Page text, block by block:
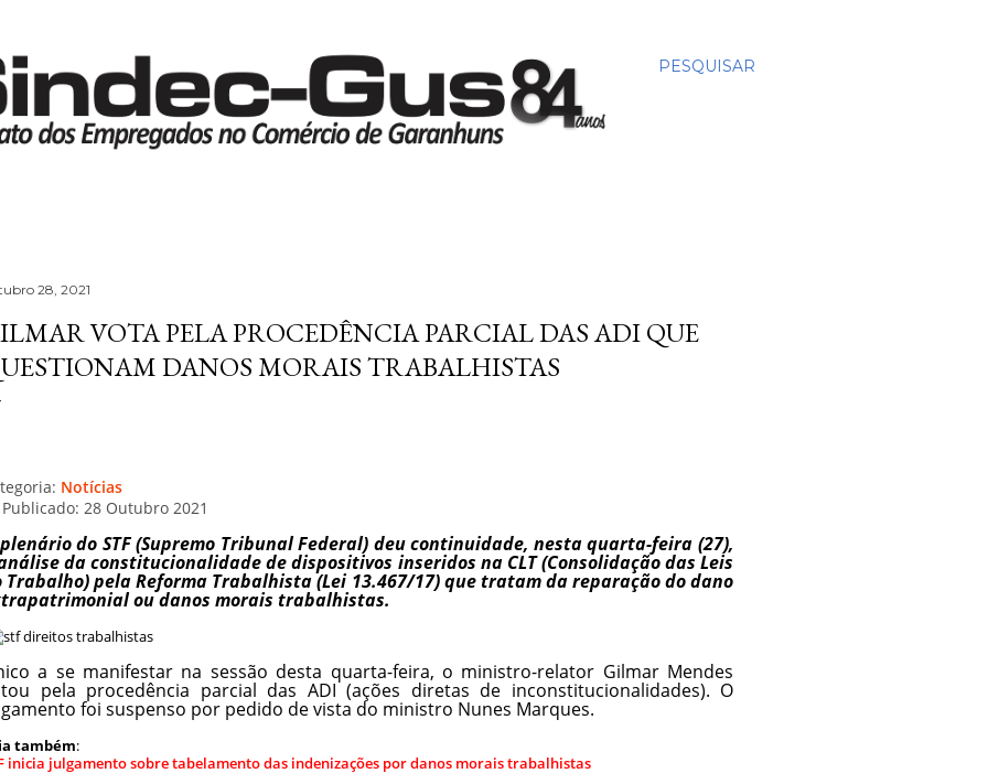
PESQUISAR
28, 2021
VOTA PELA PROCEDÊNCIA PARCIAL DAS ADI QUE
DANOS MORAIS TRABALHISTAS
Notícias
Publicado: 28 Outubro 2021
do STF (Supremo Tribunal Federal) deu continuidade, nesta quarta-feira (27),
da constitucionalidade de dispositivos inseridos na CLT (Consolidação das Leis
Trabalho) pela Reforma Trabalhista (Lei 13.467/17) que tratam da reparação do dano
ou danos morais trabalhistas.
a se manifestar na sessão desta quarta-feira, o ministro-relator Gilmar Mendes
pela procedência parcial das ADI (ações diretas de inconstitucionalidades). O
foi suspenso por pedido de vista do ministro Nunes Marques.
também:
inicia julgamento sobre tabelamento das indenizações por danos morais trabalhistas